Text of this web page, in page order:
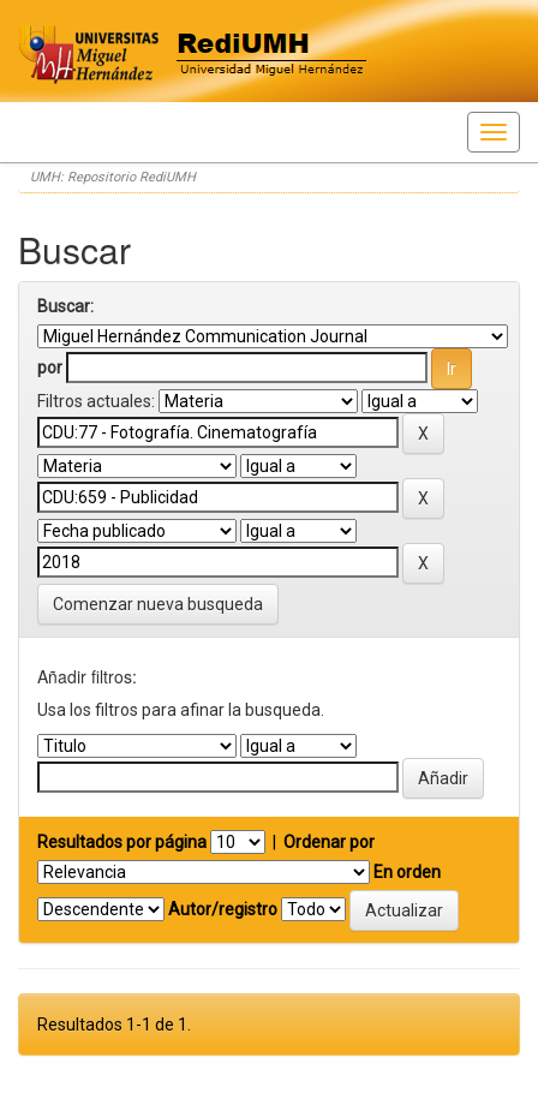
Skip
navigation
UMH: Repositorio RediUMH
Buscar
Buscar:
por
Filtros actuales:
Comenzar nueva busqueda
Añadir filtros:
Usa los filtros para afinar la busqueda.
Resultados por página
Ordenar por
En orden
Autor/registro
Resultados 1-1 de 1.